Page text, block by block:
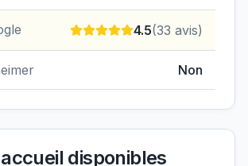
4.5(33 avis)
Non
disponibles